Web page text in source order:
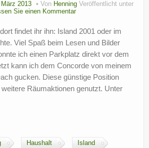
2013 Von Henning Veröffentlicht unter
Sie einen Kommentar
findet ihr ihn: Island 2001 oder im
Viel Spaß beim Lesen und Bilder
ich einen Parkplatz direkt vor dem
kann ich dem Concorde von meinem
gucken. Diese günstige Position
Räumaktionen genutzt. Unter
Haushalt Island